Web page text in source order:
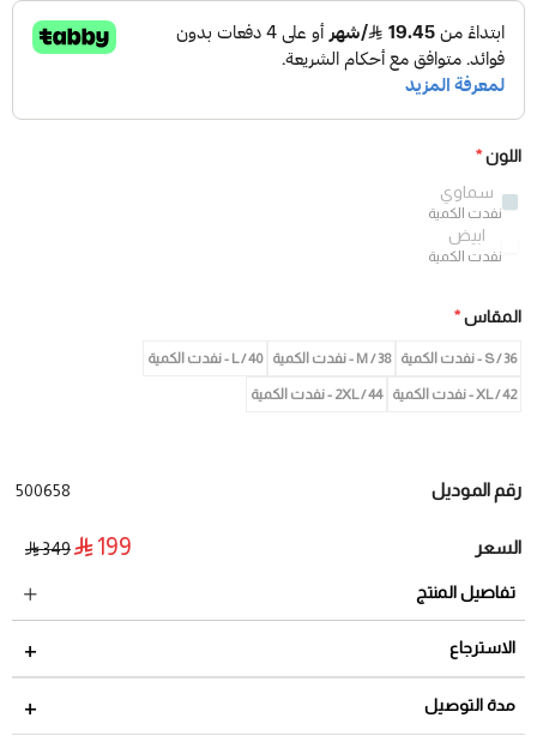
اللون*
سماوي
نفدت الكمية
ابيض
نفدت الكمية
المقاس*
36 / S - نفدت الكمية 38 / M - نفدت الكمية 40 / L - نفدت الكمية
42 / XL - نفدت الكمية 2XL / 44 - نفدت الكمية
رقم الموديل 500658
السعر 199
349
تفاصيل المنتج
الاسترجاع
مدة الاسترجاع 2 أيام من تاريخ استلام الطلب
مدة التوصيل